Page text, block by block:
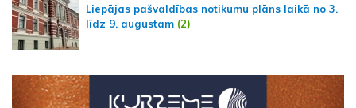
Liepājas pašvaldības notikumu plāns laikā no 3.
līdz 9. augustam (2)